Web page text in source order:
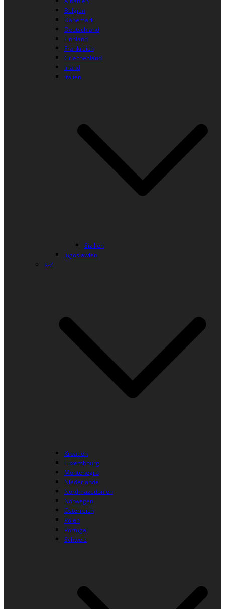
Belgien
Dänemark
Deutschland
Finnland
Frankreich
Griechenland
Irland
Italien
Sizilien
Jugoslawien
K-Z
Kroatien
Luxembourg
Montenegro
Niederlande
Nordmazedonien
Norwegen
Österreich
Polen
Portugal
Schweiz